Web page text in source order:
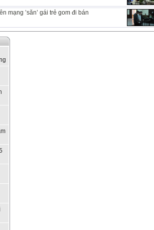
mạng ’săn’ gái trẻ gom đi bán